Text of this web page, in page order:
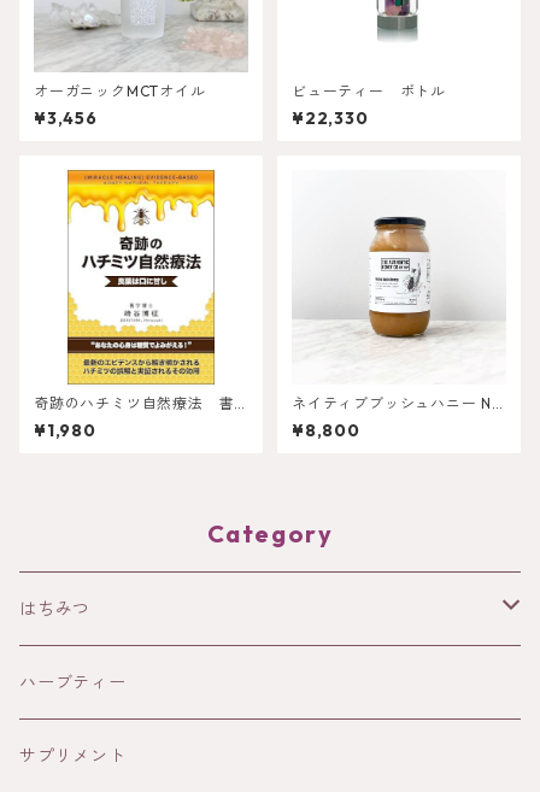
オーガニックMCTオイル
¥3,456
ビューティー ボトル
¥22,330
奇跡のハチミツ自然療法 書
籍
¥1,980
ネイティブブッシュハニー NZ
Native Bush Honey 1kg
¥8,800
Category
はちみつ
HOLISTETIQUE
HONEY IN THE GARDEN
ハーブティー
サプリメント